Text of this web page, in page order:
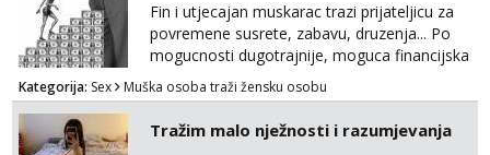
Fin i utjecajan muskarac trazi prijateljicu za
povremene susrete, zabavu, druzenja... Po
mogucnosti dugotrajnije, moguca financijska
potpora!
Kategorija: Sex Muška osoba traži žensku osobu
Tražim malo nježnosti i razumjevanja